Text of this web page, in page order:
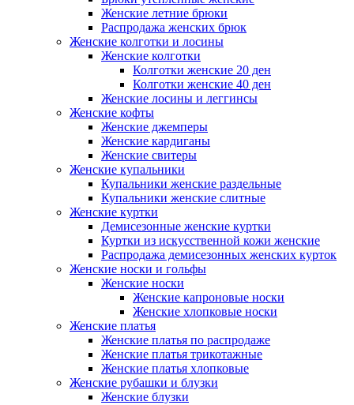
Женские летние брюки
Распродажа женских брюк
Женские колготки и лосины
Женские колготки
Колготки женские 20 ден
Колготки женские 40 ден
Женские лосины и леггинсы
Женские кофты
Женские джемперы
Женские кардиганы
Женские свитеры
Женские купальники
Купальники женские раздельные
Купальники женские слитные
Женские куртки
Демисезонные женские куртки
Куртки из искусственной кожи женские
Распродажа демисезонных женских курток
Женские носки и гольфы
Женские носки
Женские капроновые носки
Женские хлопковые носки
Женские платья
Женские платья по распродаже
Женские платья трикотажные
Женские платья хлопковые
Женские рубашки и блузки
Женские блузки